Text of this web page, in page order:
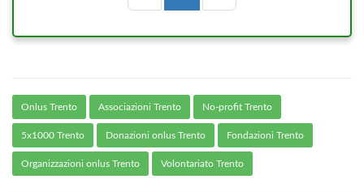
Onlus Trento Associazioni Trento No-profit Trento
5x1000 Trento Donazioni onlus Trento Fondazioni Trento
Organizzazioni onlus Trento Volontariato Trento